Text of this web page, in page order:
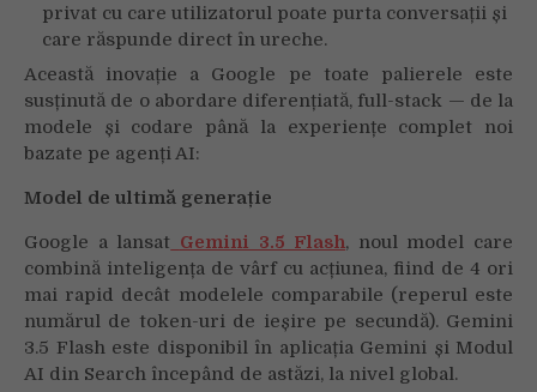
privat cu care utilizatorul poate purta conversații și
care răspunde direct în ureche.
Această inovație a Google pe toate palierele este
susținută de o abordare diferențiată, full-stack — de la
modele și codare până la experiențe complet noi
bazate pe agenți AI:
Model de ultimă generație
Google a lansat Gemini 3.5 Flash, noul model care
combină inteligența de vârf cu acțiunea, fiind de 4 ori
mai rapid decât modelele comparabile (reperul este
numărul de token-uri de ieșire pe secundă). Gemini
3.5 Flash este disponibil în aplicația Gemini și Modul
AI din Search începând de astăzi, la nivel global.